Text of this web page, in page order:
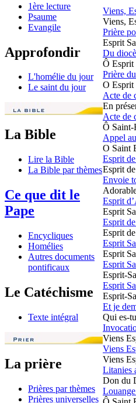
1ère lecture
Psaume
Evangile
Approfondir
L'homélie du jour
Le saint du jour
La Bible
Lire la Bible
La Bible par thèmes
Ce que dit le
Pape
Encycliques
Homélies
Autres documents
pontificaux
Le Catéchisme
Texte intégral
La prière
Prières par thèmes
Prières universelles
Viens,
Viens,
Prière
Esprit
Du
Ô Esprit
Prière
O Esprit
Acte de
En
Acte de
Ô Saint-
Appel
O Saint
Esprit
Esprit
Envoie
Esprit
Esprit
Esprit
Esprit
Esprit
Esprit
Esprit
Esprit-
Esprit
Esprit-
Et je
Qui es-
Viens
Viens
Viens
Litanies
Don du